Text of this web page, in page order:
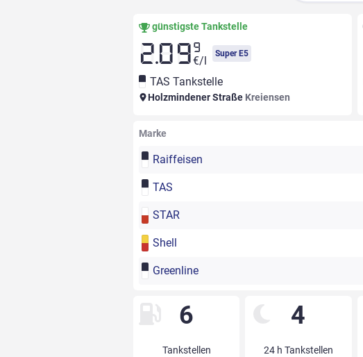
günstigste Tankstelle
2.09 9
€/l
Super E5
TAS Tankstelle
Holzmindener Straße Kreiensen
Marke
Raiffeisen
TAS
STAR
Shell
Greenline
6
Tankstellen
4
24 h Tankstellen